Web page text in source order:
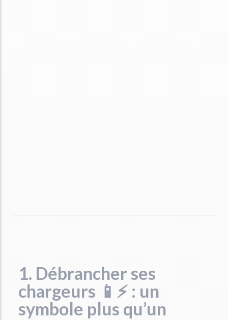
1. Débrancher ses
chargeurs 📱⚡ : un
symbole plus qu’un